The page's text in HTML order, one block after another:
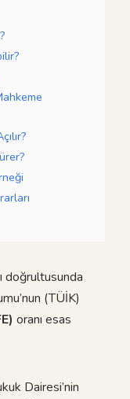
doğrultusunda
(TÜİK)
oranı esas
Dairesi’nin